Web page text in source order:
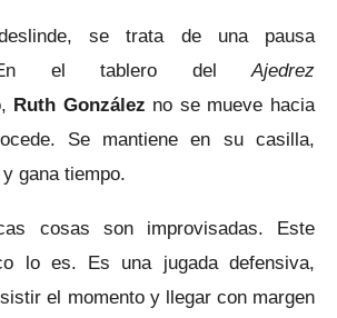
se trata de una pausa
En el tablero del
Ajedrez
Ruth González no se mueve hacia
Se mantiene en su casilla,
gana tiempo.
cosas son improvisadas. Este
lo es. Es una jugada defensiva,
el momento y llegar con margen